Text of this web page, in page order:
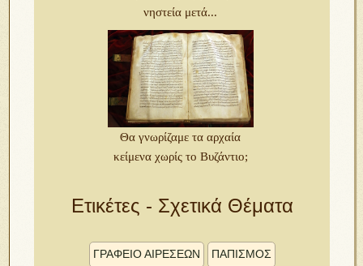
νηστεία μετά...
Θα γνωρίζαμε τα αρχαία
κείμενα χωρίς το Βυζάντιο;
Ετικέτες - Σχετικά Θέματα
ΓΡΑΦΕΙΟ ΑΙΡΕΣΕΩΝ ΠΑΠΙΣΜΟΣ